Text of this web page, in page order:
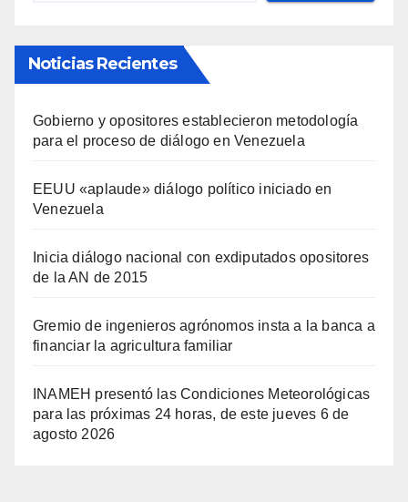
Noticias Recientes
Gobierno y opositores establecieron metodología
para el proceso de diálogo en Venezuela
EEUU «aplaude» diálogo político iniciado en
Venezuela
Inicia diálogo nacional con exdiputados opositores
de la AN de 2015
Gremio de ingenieros agrónomos insta a la banca a
financiar la agricultura familiar
INAMEH presentó las Condiciones Meteorológicas
para las próximas 24 horas, de este jueves 6 de
agosto 2026